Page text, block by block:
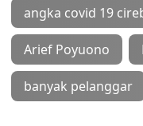
angka covid 19
Arief Poyuono
banyak pelanggar